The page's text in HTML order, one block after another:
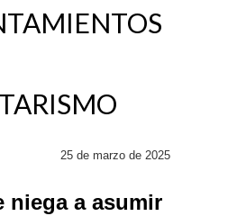
25 de marzo de 2025
niega a asumir